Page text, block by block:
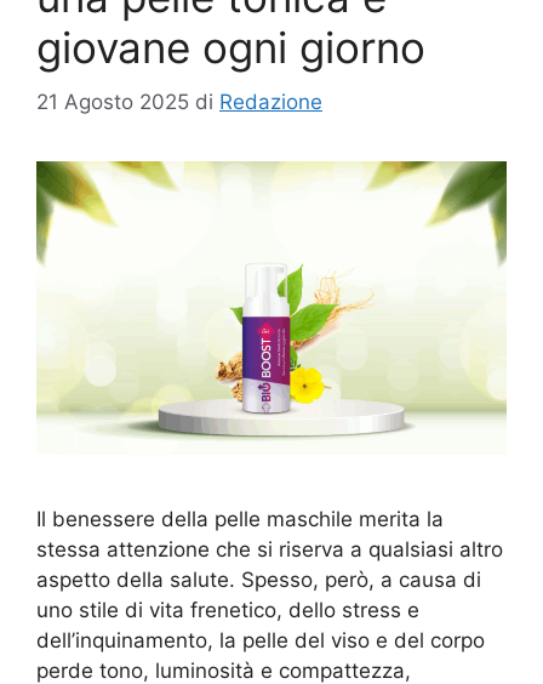
giovane ogni giorno
21 Agosto 2025 di Redazione
Il benessere della pelle maschile merita la
stessa attenzione che si riserva a qualsiasi altro
aspetto della salute. Spesso, però, a causa di
uno stile di vita frenetico, dello stress e
dell’inquinamento, la pelle del viso e del corpo
perde tono, luminosità e compattezza,